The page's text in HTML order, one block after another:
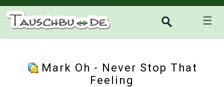
☰
Mark Oh - Never Stop That
Feeling